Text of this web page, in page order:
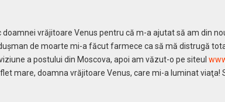
Ferdinand,
doamnei vrăjitoare Venus pentru că m-a ajutat să am din
de moarte mi-a făcut farmece ca să mă distrugă
a postului din Moscova, apoi am văzut-o pe siteul
mare, doamna vrăjitoare Venus, care mi-a luminat viaţa!